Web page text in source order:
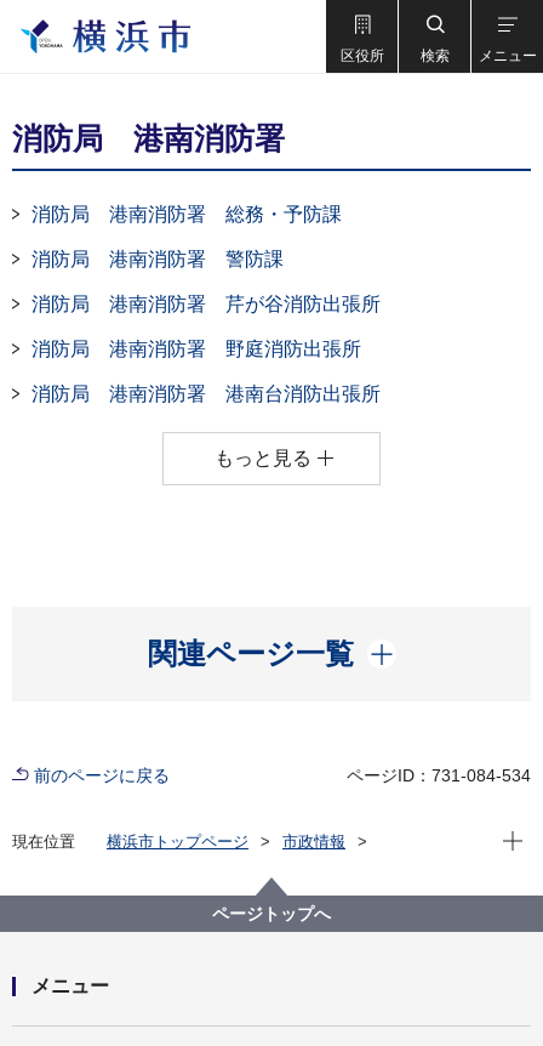
区役所 検索 メニュー
消防局 港南消防署
消防局 港南消防署 総務・予防課
消防局 港南消防署 警防課
消防局 港南消防署 芹が谷消防出張所
消防局 港南消防署 野庭消防出張所
消防局 港南消防署 港南台消防出張所
もっと見る
関連ページ一覧
開く
前のページに戻る ページID：731-084-534
現在位置 横浜市トップページ
市政情報
消防局 港南消防署
現在
ページトップへ
メニュー